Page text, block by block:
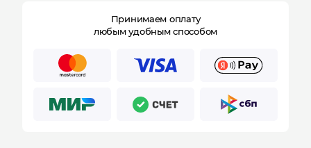
Принимаем оплату